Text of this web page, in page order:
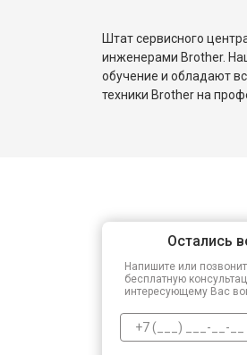
Штат сервисного
инженерами Brother.
обучение и обладают
техники Brother на
Остались
Напишите или
бесплатную
интересующему Вас